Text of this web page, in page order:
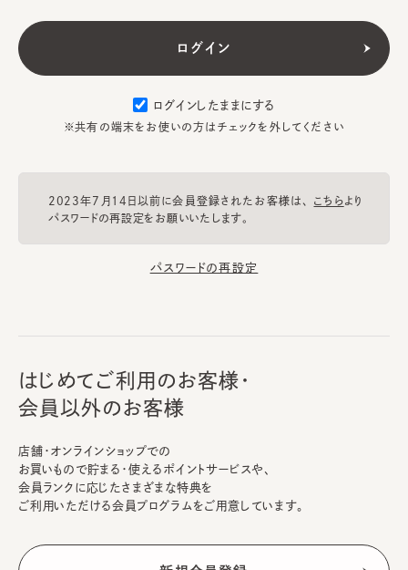
ログインしたままにする
※共有の端末をお使いの方はチェックを外してください
2023年7月14日以前に会員登録されたお客様は、 こちらより
パスワードの再設定をお願いいたします。
パスワードの再設定
はじめてご利用のお客様・
会員以外のお客様
店舗・オンラインショップでの
お買いもので貯まる・使えるポイントサービスや、
会員ランクに応じたさまざまな特典を
ご利用いただける会員プログラムをご用意しています。